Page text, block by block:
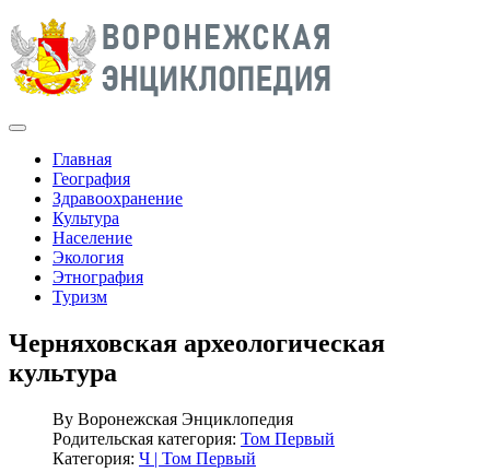
Главная
География
Здравоохранение
Культура
Население
Экология
Этнография
Туризм
Черняховская археологическая
культура
By Воронежская Энциклопедия
Родительская категория: Том Первый
Категория: Ч | Том Первый